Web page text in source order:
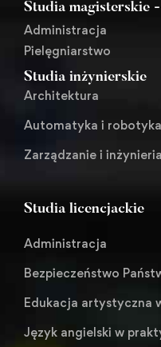
Studia magisterskie
Administracja
Pielęgniarstwo
Studia inżynierskie
Architektura
Automatyka i robotyka
Zarządzanie i
Studia licencjackie
Administracja
Bezpieczeństwo
Edukacja artystyczna
Język angielski w